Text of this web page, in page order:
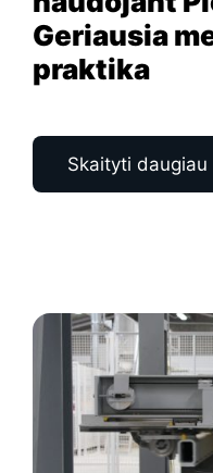
Geriausia
praktika
Skaityti daugiau